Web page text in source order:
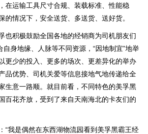
在运输工具尺寸合规、装载标准、性能稳
的情况下，安全送货、多送货、送好货。
也积极鼓励全国各地的经销商为司机朋友们
身地缘、人脉等不同资源，“因地制宜”地举
更少的投入、更多的场次、更差异化的举办
品优势、司机关爱等信息接地气地传递给全
生意一路顺。就目前看，不同特色的美孚黑
百花齐放，受到了来自天南海北的卡友们的
“我是偶然在东西湖物流园看到美孚黑霸王经